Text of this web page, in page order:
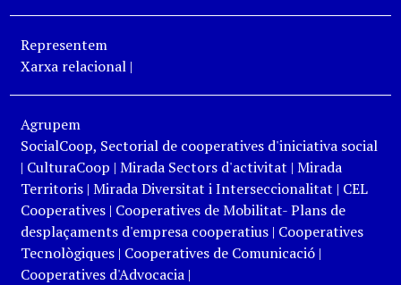
Representem
Xarxa relacional|
Agrupem
SocialCoop, Sectorial de cooperatives d'iniciativa social
| CulturaCoop | Mirada Sectors d'activitat | Mirada
Territoris| Mirada Diversitat i Interseccionalitat | CEL
Cooperatives| Cooperatives de Mobilitat- Plans de
desplaçaments d'empresa cooperatius| Cooperatives
Tecnològiques| Cooperatives de Comunicació|
Cooperatives d'Advocacia|